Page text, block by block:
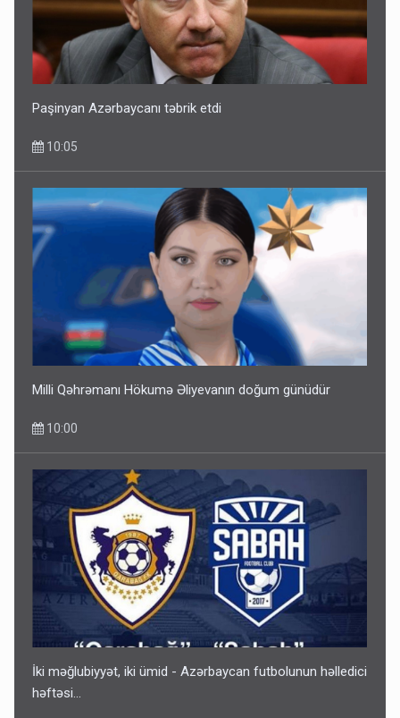
Paşinyan Azərbaycanı təbrik etdi
10:05
Milli Qəhrəmanı Hökumə Əliyevanın doğum günüdür
10:00
İki məğlubiyyət, iki ümid - Azərbaycan futbolunun həlledici
həftəsi...